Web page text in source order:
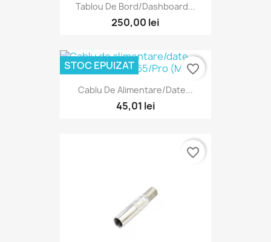
Tablou De Bord/Dashboard...
250,00 lei
Cablu De Alimentare/date...
45,01 lei
STOC EPUIZAT favorite_border
favorite_border